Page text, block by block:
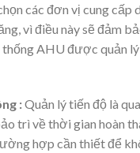
các đơn vị cung cấp
vì điều này sẽ đảm
thống AHU được quản
:Quản lý tiến độ là
trì về thời gian hoàn
hợp cần thiết để